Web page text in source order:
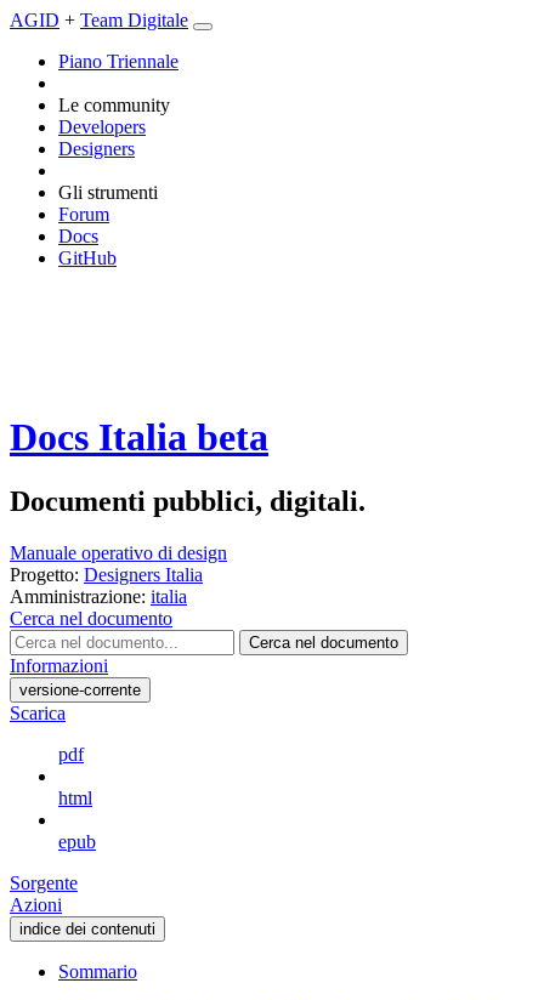
AGID + Team Digitale
Piano Triennale
Le community
Developers
Designers
Gli strumenti
Forum
Docs
GitHub
Docs Italia beta
Documenti pubblici, digitali.
Manuale operativo di design
Progetto: Designers Italia
Amministrazione: italia
Cerca nel documento
Cerca nel documento
Informazioni
versione-corrente
Scarica
pdf
html
epub
Sorgente
Azioni
indice dei contenuti
Sommario